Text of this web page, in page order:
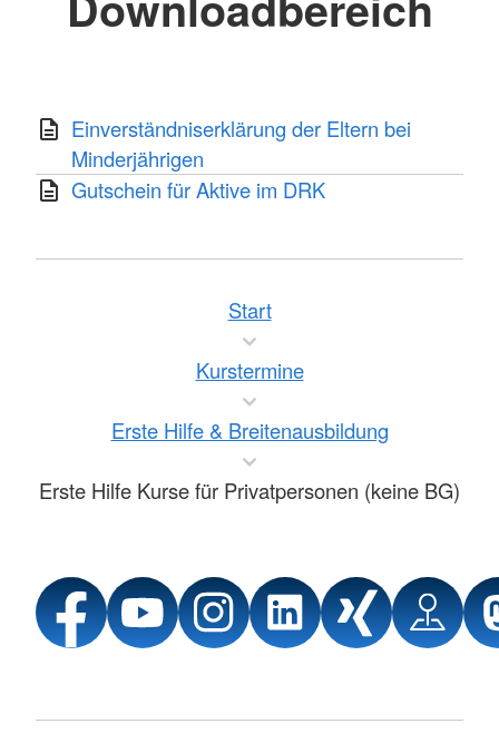
Einverständniserklärung der Eltern bei
Minderjährigen
Gutschein für Aktive im DRK
Start
Kurstermine
Erste Hilfe & Breitenausbildung
Erste Hilfe Kurse für Privatpersonen (keine BG)